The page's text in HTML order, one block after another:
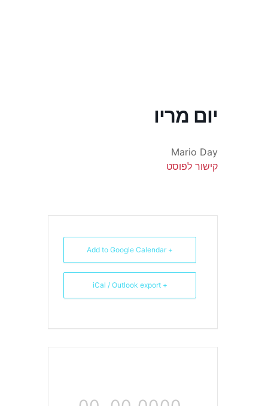
יום מריו
Mario Day
קישור לפוסט
+ Add to Google Calendar
+ iCal / Outlook export